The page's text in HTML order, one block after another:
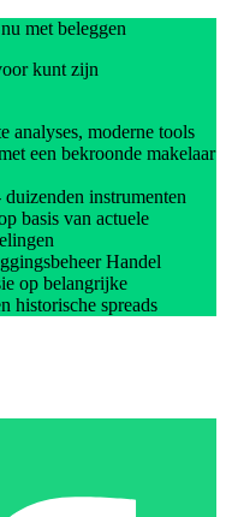
met beleggen
kunt zijn
analyses, moderne tools
een bekroonde makelaar
instrumenten
basis van actuele
Handel
op belangrijke
historische spreads